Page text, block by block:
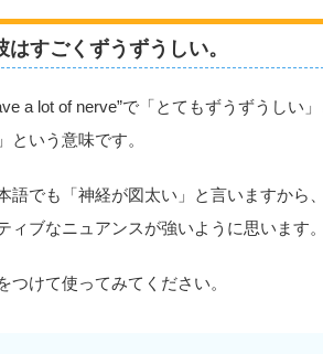
はすごくずうずうしい。
a lot of nerve”で「とてもずうずうしい
という意味です。
語でも「神経が図太い」と言いますから
ィブなニュアンスが強いように思います。
つけて使ってみてください。